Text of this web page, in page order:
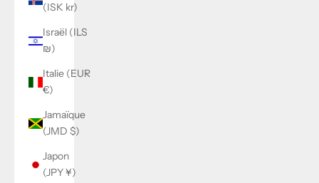
(ISK kr)
Israël (ILS
₪)
Italie (EUR
€)
Jamaïque
(JMD $)
Japon
(JPY ¥)